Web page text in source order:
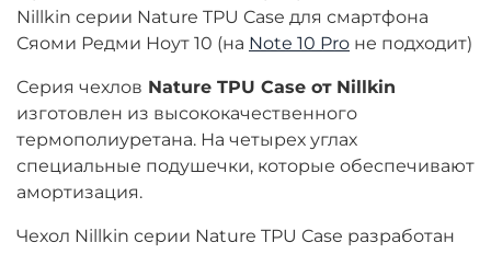
Nillkin серии Nature TPU Case для смартфона
Сяоми Редми Ноут 10 (на Note 10 Pro не подходит)
Cерия чехлов Nature TPU Case от Nillkin
изготовлен из высококачественного
термополиуретана. На четырех углах
специальные подушечки, которые обеспечивают
амортизация.
Чехол Nillkin серии Nature TPU Case разработан